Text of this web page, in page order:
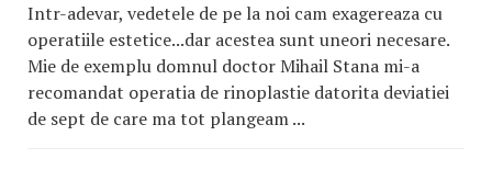
Intr-adevar, vedetele de pe la noi cam exagereaza cu
operatiile estetice...dar acestea sunt uneori necesare.
Mie de exemplu domnul doctor Mihail Stana mi-a
recomandat operatia de rinoplastie datorita deviatiei
de sept de care ma tot plangeam ...